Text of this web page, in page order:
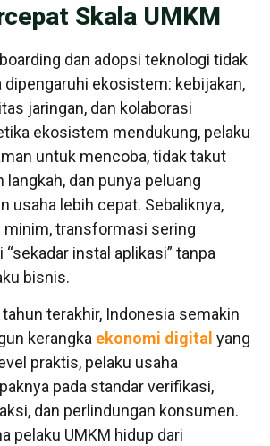
Skala UMKM
dan adopsi teknologi tidak
dipengaruhi ekosistem: kebijakan,
jaringan, dan kolaborasi
ekosistem mendukung, pelaku
untuk mencoba, tidak takut
langkah, dan punya peluang
usaha lebih cepat. Sebaliknya,
minim, transformasi sering
instal aplikasi” tanpa
bisnis.
terakhir, Indonesia semakin
kerangka ekonomi digital yang
praktis, pelaku usaha
pada standar verifikasi,
dan perlindungan konsumen.
pelaku UMKM hidup dari